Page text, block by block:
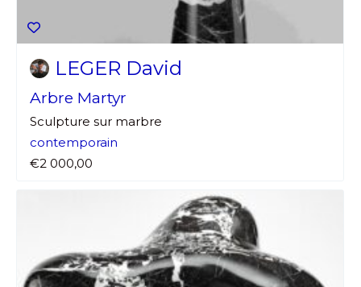
LEGER David
Arbre Martyr
Sculpture sur marbre
contemporain
€2 000,00